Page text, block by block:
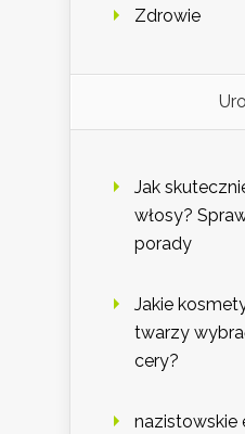
Zdrowie
Jak
włosy?
porady
Jakie
twarzy
cery?
nazistowskie